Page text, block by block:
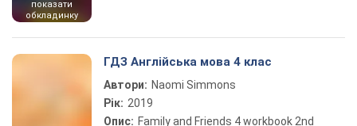
показати
обкладинку
ГДЗ Англійська мова 4 клас
Автори: Naomi Simmons
Рік: 2019
Опис: Family and Friends 4 workbook 2nd